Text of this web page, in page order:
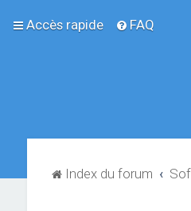
Accès rapide FAQ
Index du forum